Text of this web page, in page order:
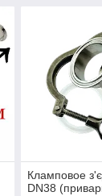
Кламповое
DN38